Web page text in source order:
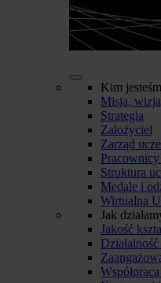
Kim
Misja,
Strategia
Założyciel
Zarząd
Struktura
Medale i
Wirtualna
Jak
Jakość